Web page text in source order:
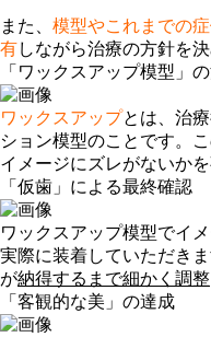
また、 模型やこれまでの症
有しながら治療の方針を
「ワックスアップ模型」
ワックスアップとは、治
ション模型のことです。
イメージにズレがないか
「仮歯」による最終確認
ワックスアップ模型でイ
実際に装着していただき
が納得するまで細かく調整
「客観的な美」の達成